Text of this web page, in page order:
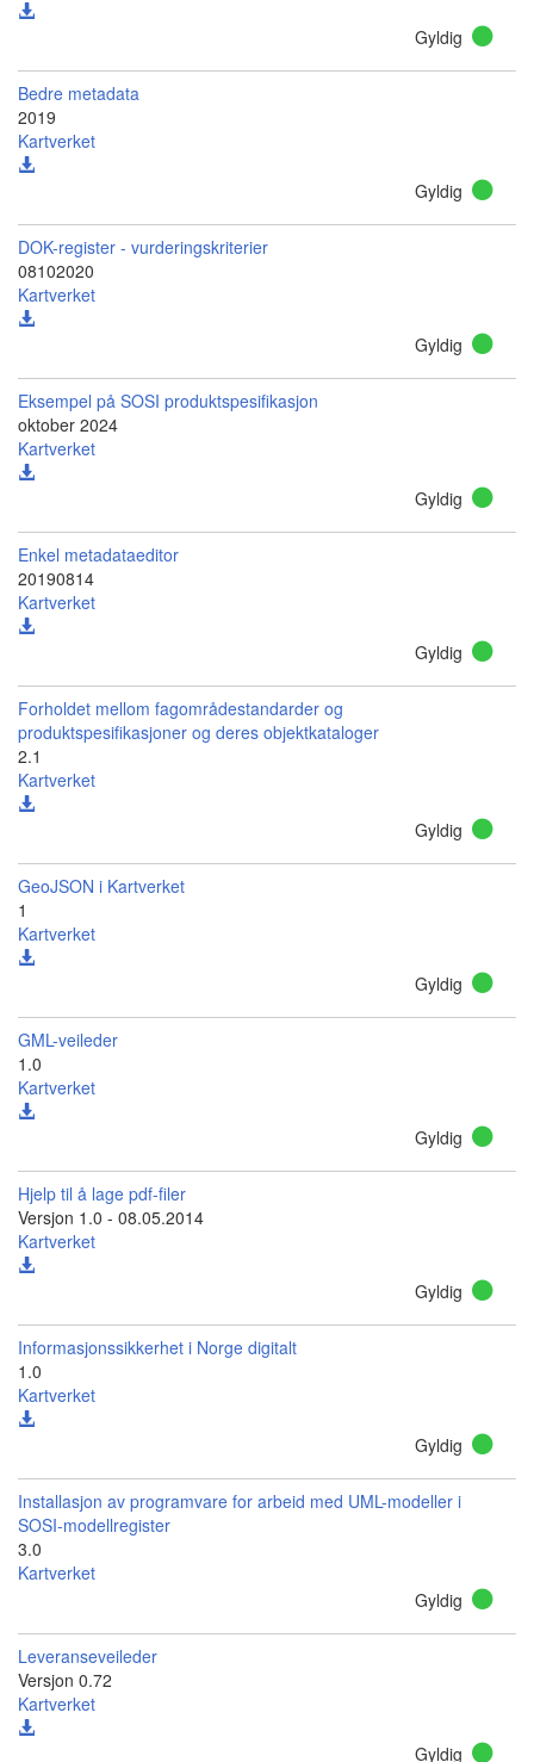
Gyldig
Bedre metadata
2019
Kartverket
Gyldig
DOK-register - vurderingskriterier
08102020
Kartverket
Gyldig
Eksempel på SOSI produktspesifikasjon
oktober 2024
Kartverket
Gyldig
Enkel metadataeditor
20190814
Kartverket
Gyldig
Forholdet mellom fagområdestandarder og
produktspesifikasjoner og deres objektkataloger
2.1
Kartverket
Gyldig
GeoJSON i Kartverket
1
Kartverket
Gyldig
GML-veileder
1.0
Kartverket
Gyldig
Hjelp til å lage pdf-filer
Versjon 1.0 - 08.05.2014
Kartverket
Gyldig
Informasjonssikkerhet i Norge digitalt
1.0
Kartverket
Gyldig
Installasjon av programvare for arbeid med UML-modeller i
SOSI-modellregister
3.0
Kartverket
Gyldig
Leveranseveileder
Versjon 0.72
Kartverket
Gyldig